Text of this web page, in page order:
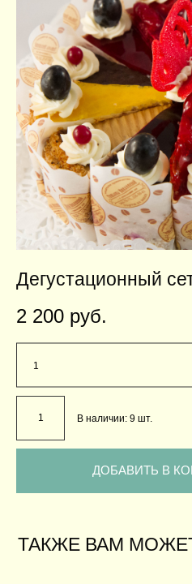
Дегустационный
2 200 pуб.
1
В наличии: 9 шт.
ДОБАВИТЬ В
ТАКЖЕ ВАМ